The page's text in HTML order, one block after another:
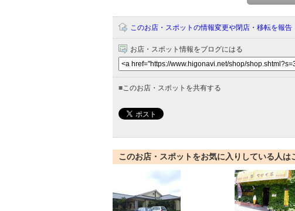
このお店・スポットの情報変更や閉店・移転を報告
お店・スポット情報をブログにはる
■このお店・スポットを共有する
このお店・スポットをお気に入りしている人は